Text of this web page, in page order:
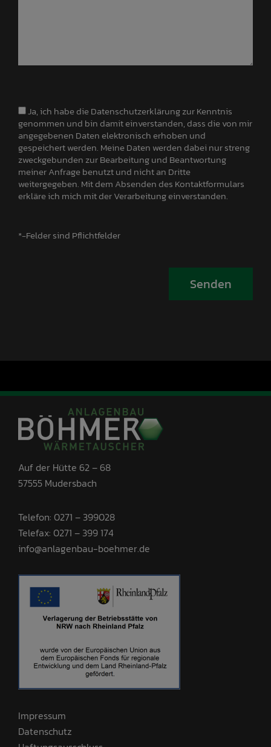
Ja, ich habe die Datenschutzerklärung zur Kenntnis
genommen und bin damit einverstanden, dass die von mir
angegebenen Daten elektronisch erhoben und
gespeichert werden. Meine Daten werden dabei nur streng
zweckgebunden zur Bearbeitung und Beantwortung
meiner Anfrage benutzt und nicht an Dritte
weitergegeben. Mit dem Absenden des Kontaktformulars
erkläre ich mich mit der Verarbeitung einverstanden.
*-Felder sind Pflichtfelder
Auf der Hütte 62 – 68
57555 Mudersbach
Telefon: 0271 – 399028
Telefax: 0271 – 399 174
info@anlagenbau-boehmer.de
Impressum
Datenschutz